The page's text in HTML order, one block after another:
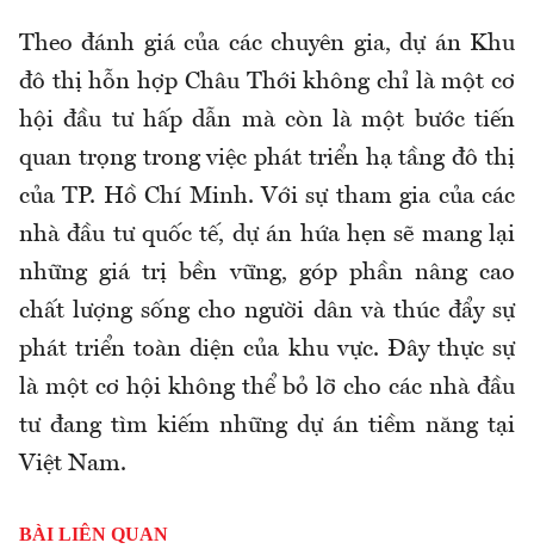
Theo đánh giá của các chuyên gia, dự án Khu
đô thị hỗn hợp Châu Thới không chỉ là một cơ
hội đầu tư hấp dẫn mà còn là một bước tiến
quan trọng trong việc phát triển hạ tầng đô thị
của TP. Hồ Chí Minh. Với sự tham gia của các
nhà đầu tư quốc tế, dự án hứa hẹn sẽ mang lại
những giá trị bền vững, góp phần nâng cao
chất lượng sống cho người dân và thúc đẩy sự
phát triển toàn diện của khu vực. Đây thực sự
là một cơ hội không thể bỏ lỡ cho các nhà đầu
tư đang tìm kiếm những dự án tiềm năng tại
Việt Nam.
BÀI LIÊN QUAN